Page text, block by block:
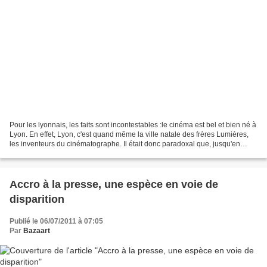
Pour les lyonnais, les faits sont incontestables :le cinéma est bel et bien né à
Lyon. En effet, Lyon, c'est quand même la ville natale des frères Lumières,
les inventeurs du cinématographe. Il était donc paradoxal que, jusqu'en
Accro à la presse, une espèce en voie de
disparition
Publié le 06/07/2011 à 07:05
Par Bazaart